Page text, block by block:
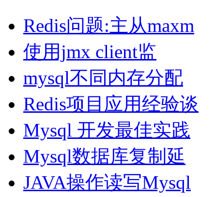
Redis问题:主从maxm
使用jmx client监
mysql不同内存分配
Redis项目应用经验谈
Mysql 开发最佳实践
Mysql数据库复制延
JAVA操作读写Mysql